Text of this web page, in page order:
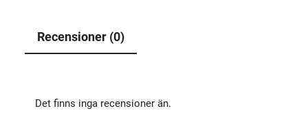
Recensioner (0)
Det finns inga recensioner än.